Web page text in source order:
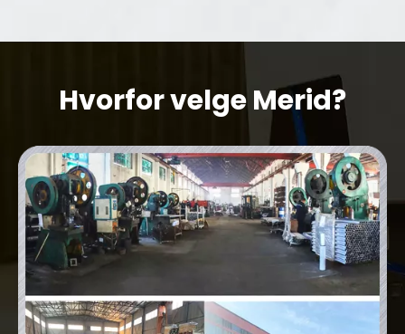
Hvorfor velge Merid?